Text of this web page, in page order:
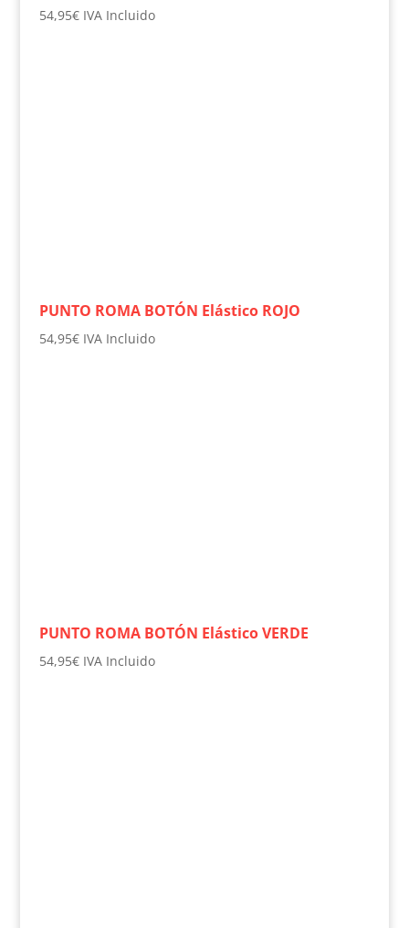
54,95€ IVA Incluido
PUNTO ROMA BOTÓN Elástico ROJO
54,95€ IVA Incluido
PUNTO ROMA BOTÓN Elástico VERDE
54,95€ IVA Incluido